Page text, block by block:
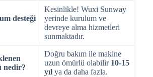
desteği
Kesinlikle! Wuxi Sunway
yerinde kurulum ve
devreye alma hizmetleri
sunmaktadır.
nedir?
Doğru bakım ile makine
uzun ömürlü olabilir 10-15
yılya da daha fazla.